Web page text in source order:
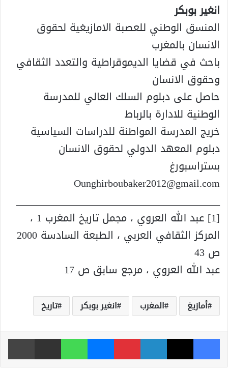
انغير بوبكر
المنسق الوطني للعصبة الامازيغية لحقوق
الانسان بالمغرب
باحث في قضايا الديموقراطية والتعدد الثقافي
وحقوق الانسان
حاصل على دبلوم السلك العالي للمدرسة
الوطنية للادارة بالرباط
خريج المدرسة المواطنة للدراسات السياسية
دبلوم المعهد الدولي لحقوق الانسان
بستراسبورغ
Ounghirboubaker2012@gmail.com
________________________________________
[1] عبد الله العروي ، مجمل تاريخ المغرب 1 ،
المركز الثقافي العربي ، الطبعة السادسة 2000
ص 43
عبد الله العروي ، مرجع سابق ص 17
أمازيغ المغرب انغير بوبكر تاريخ
فيسبوك ‫X لينكدإن بينتيريست ماسنجر واتساب مشاركة عبر البريد